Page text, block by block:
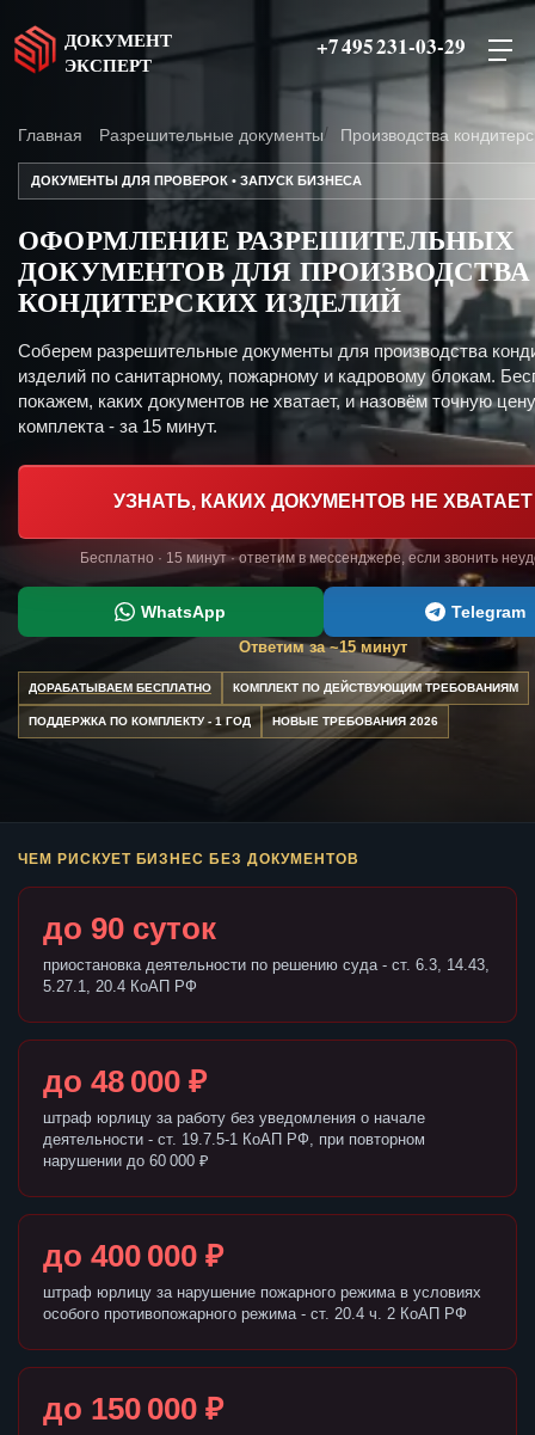
ДОКУМЕНТ
ЭКСПЕРТ
+7 495 231-03-29
Главная Разрешительные документы Производства
ДОКУМЕНТЫ ДЛЯ ПРОВЕРОК • ЗАПУСК БИЗНЕСА
ОФОРМЛЕНИЕ РАЗРЕШИТЕЛЬНЫХ
ДОКУМЕНТОВ ДЛЯ ПРОИЗВОДСТВА
КОНДИТЕРСКИХ ИЗДЕЛИЙ
Соберем разрешительные документы для производства
изделий по санитарному, пожарному и кадровому блокам.
покажем, каких документов не хватает, и назовём точную цену
комплекта - за 15 минут.
УЗНАТЬ, КАКИХ ДОКУМЕНТОВ НЕ ХВАТАЕТ
Бесплатно · 15 минут · ответим в мессенджере, если звонить
WhatsApp Telegram
Ответим за ~15 минут
ДОРАБАТЫВАЕМ БЕСПЛАТНО КОМПЛЕКТ ПО ДЕЙСТВУЮЩИМ ТРЕБОВАНИЯМ
ПОДДЕРЖКА ПО КОМПЛЕКТУ - 1 ГОД НОВЫЕ ТРЕБОВАНИЯ 2026
ЧЕМ РИСКУЕТ БИЗНЕС БЕЗ ДОКУМЕНТОВ
до 90 суток
приостановка деятельности по решению суда - ст. 6.3, 14.43,
5.27.1, 20.4 КоАП РФ
до 48 000 ₽
штраф юрлицу за работу без уведомления о начале
деятельности - ст. 19.7.5-1 КоАП РФ, при повторном
нарушении до 60 000 ₽
до 400 000 ₽
штраф юрлицу за нарушение пожарного режима в условиях
особого противопожарного режима - ст. 20.4 ч. 2 КоАП РФ
до 150 000 ₽